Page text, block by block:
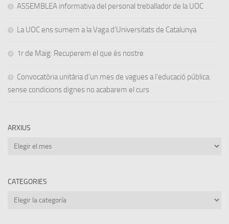
ASSEMBLEA informativa del personal treballador de la UOC
La UOC ens sumem a la Vaga d’Universitats de Catalunya
1r de Maig: Recuperem el que és nostre
Convocatòria unitària d’un mes de vagues a l’educació pública:
sense condicions dignes no acabarem el curs
ARXIUS
Arxius
CATEGORIES
Categories